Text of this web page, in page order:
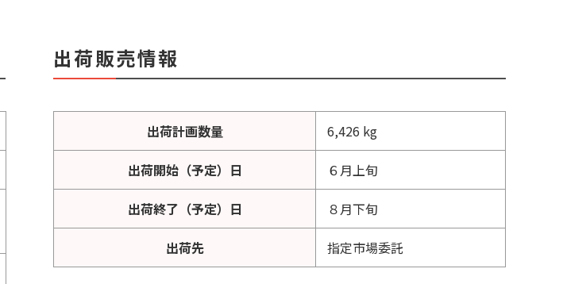
出荷販売情報
出荷計画数量 6,426 kg
出荷開始（予定）日 ６月上旬
出荷終了（予定）日 ８月下旬
出荷先 指定市場委託